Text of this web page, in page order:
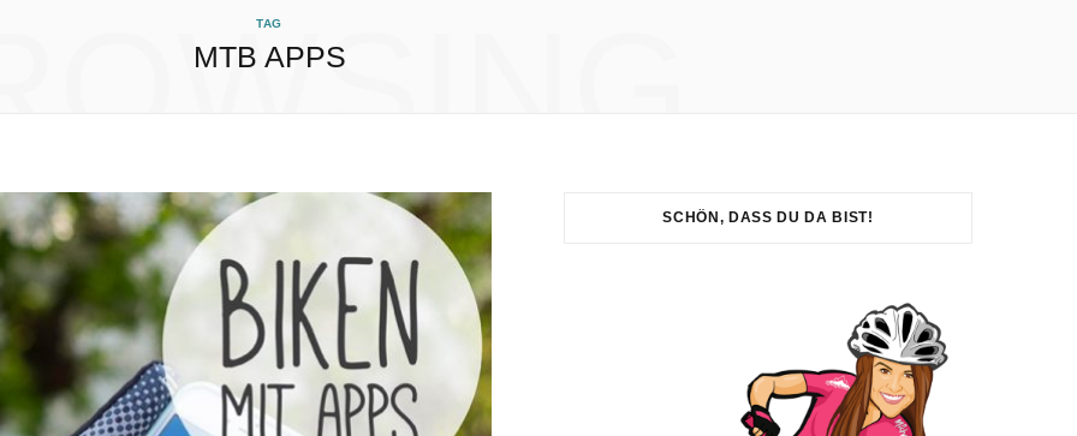
TAG
MTB APPS
SCHÖN, DASS DU DA BIST!